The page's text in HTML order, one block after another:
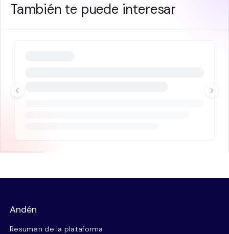
También te puede interesar
Andén
Resumen de la plataforma